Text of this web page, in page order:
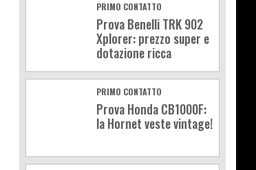
PRIMO CONTATTO
Prova Benelli TRK 902
Xplorer: prezzo super e
dotazione ricca
PRIMO CONTATTO
Prova Honda CB1000F:
la Hornet veste vintage!